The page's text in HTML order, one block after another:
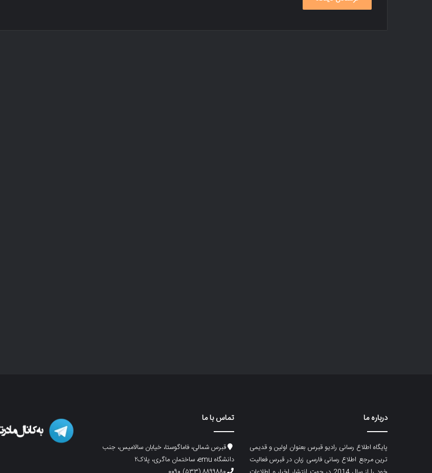
درباره ما
پایگاه اطلاع رسانی رادیو قبرس بعنوان اولین و قدیمی
ترین مرجع اطلاع رسانی فارسی زبان در قبرس فعالیت
تماس با ما
قبرس شمالی، فاماگوستا، خیابان سالامیس، جنب
دانشگاه emu، ساختمان ماگری، پلاک۲